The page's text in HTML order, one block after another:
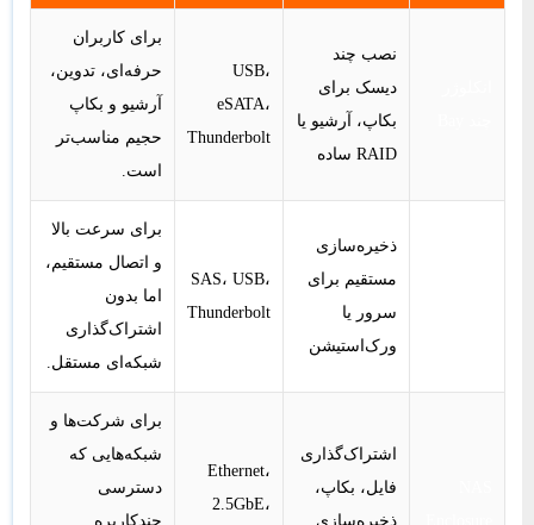
نصب چند
دیسک برای
بکاپ، آرشیو یا
RAID ساده
USB،
eSATA،
Thunderbolt
برای کاربران
حرفه‌ای، تدوین،
آرشیو و بکاپ
حجیم مناسب‌تر
است.
ذخیره‌سازی
مستقیم برای
سرور یا
ورک‌استیشن
SAS، USB،
Thunderbolt
برای سرعت بالا
و اتصال مستقیم،
اما بدون
اشتراک‌گذاری
شبکه‌ای مستقل.
اشتراک‌گذاری
فایل، بکاپ،
ذخیره‌سازی
Ethernet،
2.5GbE،
برای شرکت‌ها و
شبکه‌هایی که
دسترسی
چندکاربره